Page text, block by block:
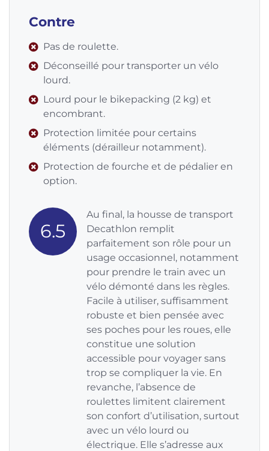
Contre
Pas de roulette.
Déconseillé pour transporter un vélo
lourd.
Lourd pour le bikepacking (2 kg) et
encombrant.
Protection limitée pour certains
éléments (dérailleur notamment).
Protection de fourche et de pédalier en
option.
6.5
Au final, la housse de transport
Decathlon remplit
parfaitement son rôle pour un
usage occasionnel, notamment
pour prendre le train avec un
vélo démonté dans les règles.
Facile à utiliser, suffisamment
robuste et bien pensée avec
ses poches pour les roues, elle
constitue une solution
accessible pour voyager sans
trop se compliquer la vie. En
revanche, l’absence de
roulettes limitent clairement
son confort d’utilisation, surtout
avec un vélo lourd ou
électrique. Elle s’adresse aux